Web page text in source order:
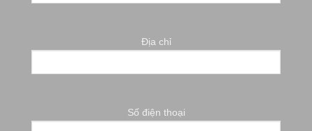
Địa chỉ
Số điện thoại